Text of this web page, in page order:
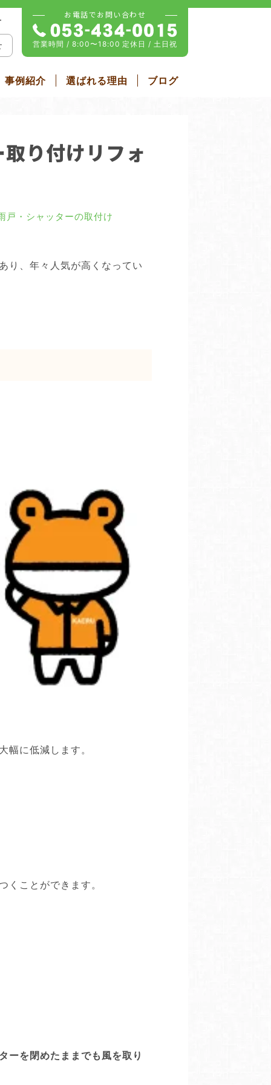
事例紹介 選ばれる理由 ブログ
お電話でお問い合わせ
営業時間 / 8:00〜18:00 定休日 / 土日祝
り付けリフォ
戸・シャッターの取付け
り、年々人気が高くなってい
幅に低減します。
くことができます。
ーを閉めたままでも風を取り